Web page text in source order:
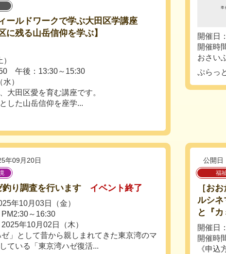
ールドワークで学ぶ大田区学講座
残る山岳信仰を学ぶ】
午後：13:30～15:30
）
大田区愛を育む講座です。
した山岳信仰を座学...
開催日
開催時
おさい
ぷらっ
年09月20日
り調査を行います イベント終了
年10月03日（金）
～16:30
年10月02日（木）
ゼ」として昔から親しまれてきた東京湾のマ
ている「東京湾ハゼ復活...
公開日
福
［お
ルシネ
と『
開催日
開催時
《申込